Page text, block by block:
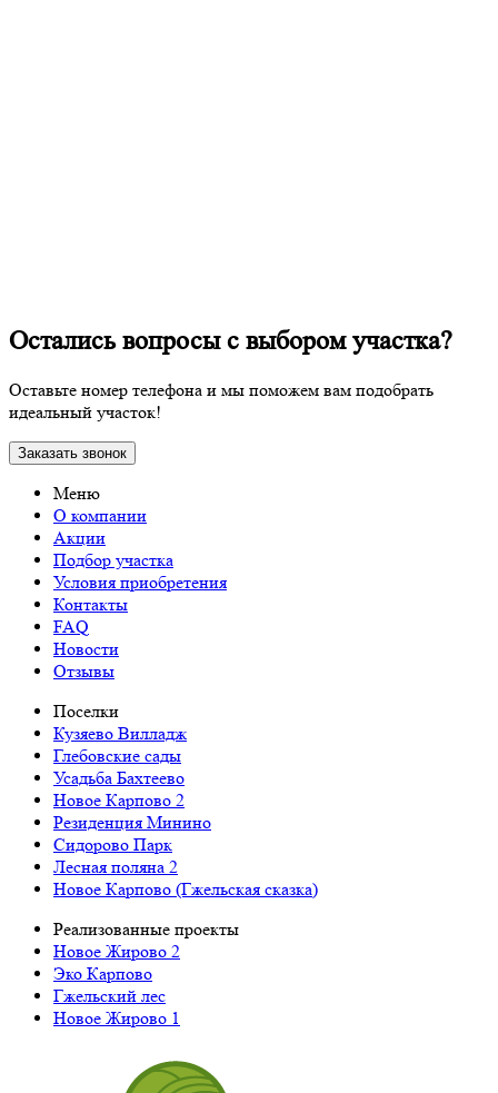
Остались вопросы с выбором участка?
Оставьте номер телефона и мы поможем вам подобрать
идеальный участок!
Заказать звонок
Меню
О компании
Акции
Подбор участка
Условия приобретения
Контакты
FAQ
Новости
Отзывы
Поселки
Кузяево Вилладж
Глебовские сады
Усадьба Бахтеево
Новое Карпово 2
Резиденция Минино
Сидорово Парк
Лесная поляна 2
Новое Карпово (Гжельская сказка)
Реализованные проекты
Новое Жирово 2
Эко Карпово
Гжельский лес
Новое Жирово 1